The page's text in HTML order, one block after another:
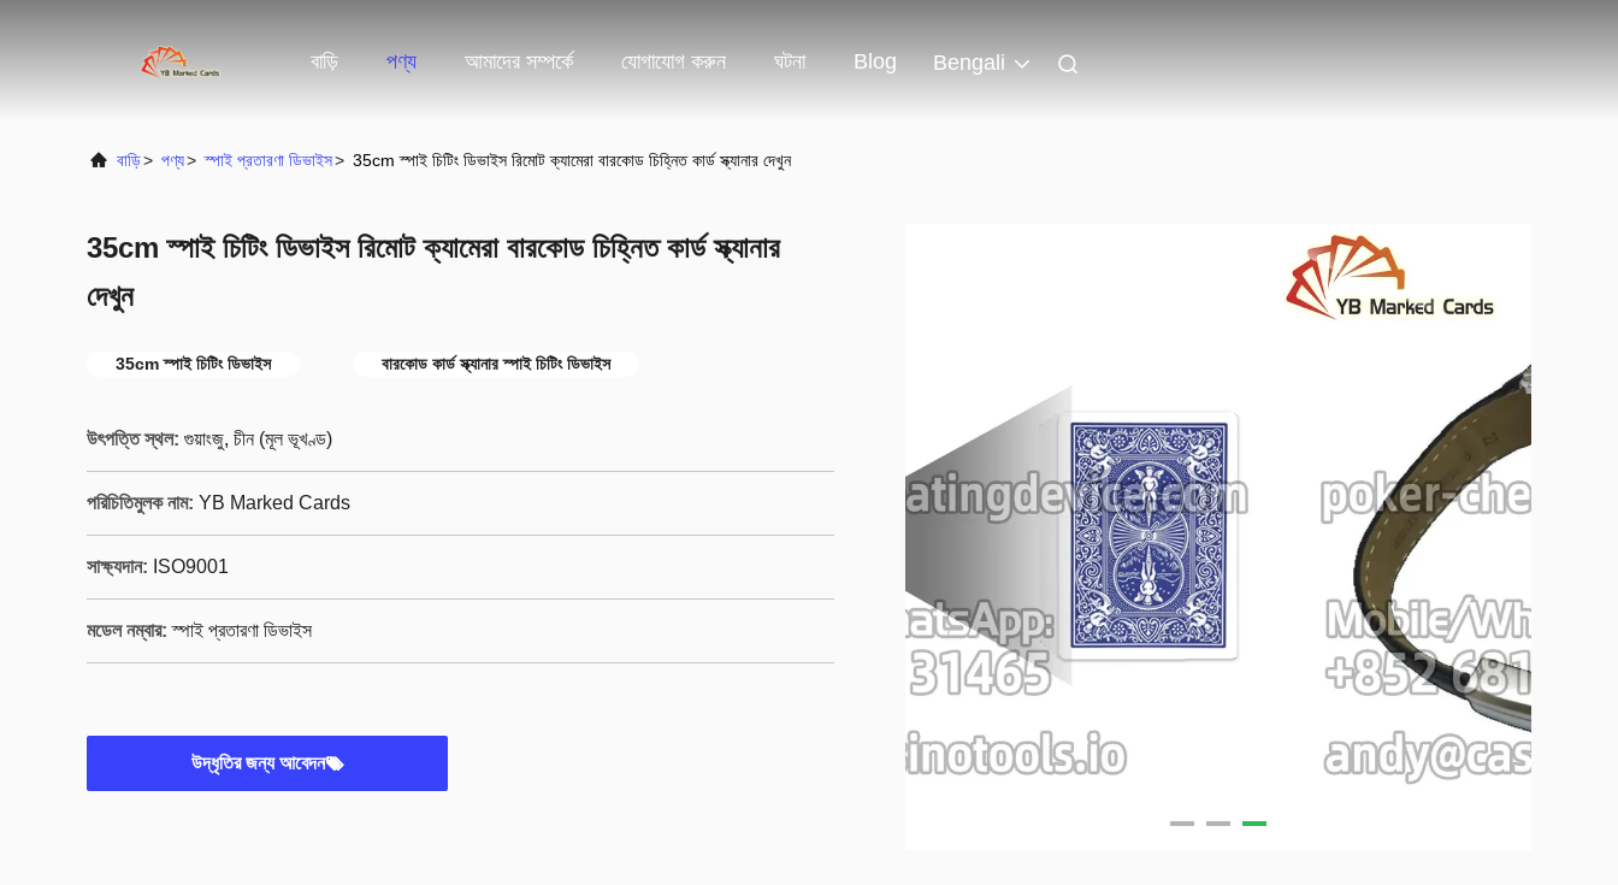
বাড়ি পণ্য আমাদের সম্পর্কে যোগাযোগ করুন ঘটনা Blog Bengali
বাড়ি> পণ্য> স্পাই প্রতারণা ডিভাইস> 35cm স্পাই চিটিং ডিভাইস রিমোট ক্যামেরা বারকোড চিহ্নিত কার্ড স্ক্যানার দেখুন
35cm স্পাই চিটিং ডিভাইস রিমোট ক্যামেরা বারকোড চিহ্নিত কার্ড স্ক্যানার
দেখুন
35cm স্পাই চিটিং ডিভাইস বারকোড কার্ড স্ক্যানার স্পাই চিটিং ডিভাইস
উৎপত্তি স্থল: গুয়াংজু, চীন (মূল ভূখণ্ড)
পরিচিতিমুলক নাম: YB Marked Cards
সাক্ষ্যদান: ISO9001
মডেল নম্বার: স্পাই প্রতারণা ডিভাইস
উদ্ধৃতির জন্য আবেদন